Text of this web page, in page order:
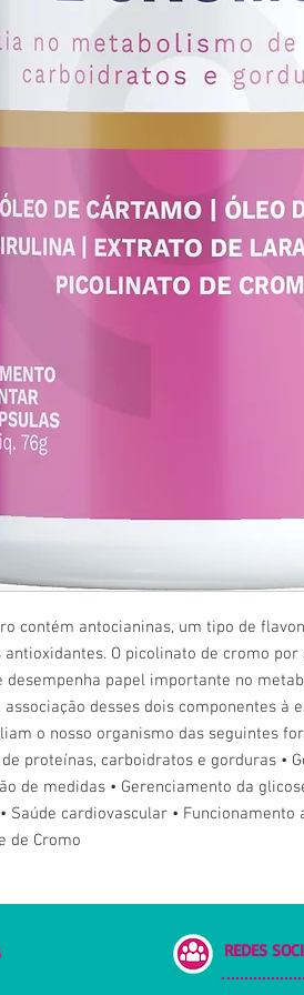
contém antocianinas, um tipo de
antioxidantes. O picolinato de cromo
desempenha papel importante no
associação desses dois componentes à
o nosso organismo das seguintes
proteínas, carboidratos e gorduras •
de medidas • Gerenciamento da
Saúde cardiovascular • Funcionamento
de Cromo
REDES